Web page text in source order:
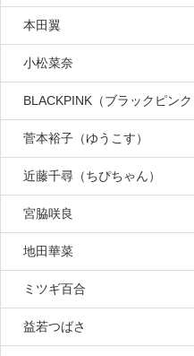
本田翼
小松菜奈
BLACKPINK（ブラックピンク
菅本裕子（ゆうこす）
近藤千尋（ちぴちゃん）
宮脇咲良
地田華菜
ミツギ百合
益若つばさ